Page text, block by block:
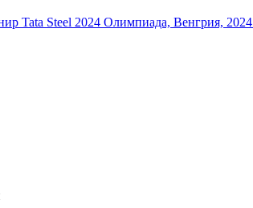
Tata Steel 2024 Олимпиада, Венгрия, 2024